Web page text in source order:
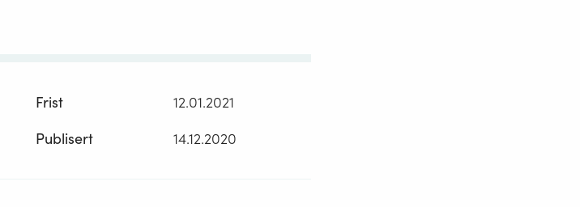
Frist
12.01.2021
Publisert 14.12.2020